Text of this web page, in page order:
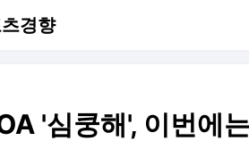
경향
'심쿵해', 이번에